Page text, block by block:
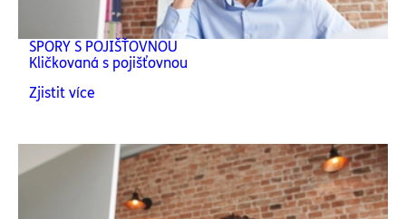
SPORY S POJIŠŤOVNOU
Kličkovaná s pojišťovnou
Zjistit více